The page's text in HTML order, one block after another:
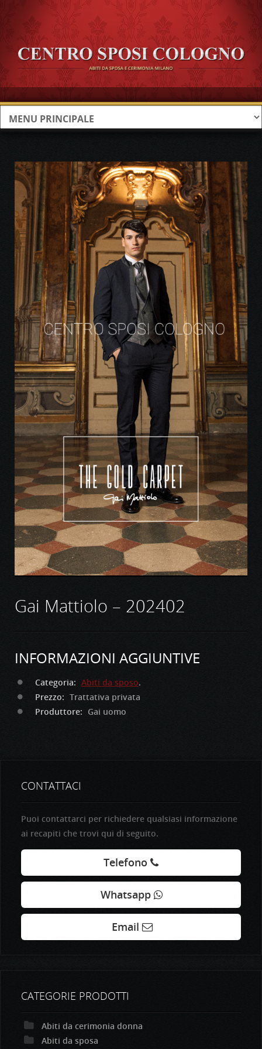
Gai Mattiolo – 202402
INFORMAZIONI AGGIUNTIVE
Categoria: Abiti da sposo.
Prezzo: Trattativa privata
Produttore: Gai uomo
CONTATTACI
Puoi contattarci per richiedere qualsiasi informazione
ai recapiti che trovi qui di seguito.
Telefono
Whatsapp
Email
CATEGORIE PRODOTTI
Abiti da cerimonia donna
Abiti da sposa